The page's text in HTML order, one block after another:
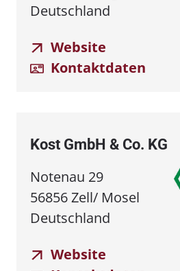
Deutschland
Website
Kontaktdaten
Kost GmbH & Co. KG
Notenau 29
56856 Zell/ Mosel
Deutschland
Website